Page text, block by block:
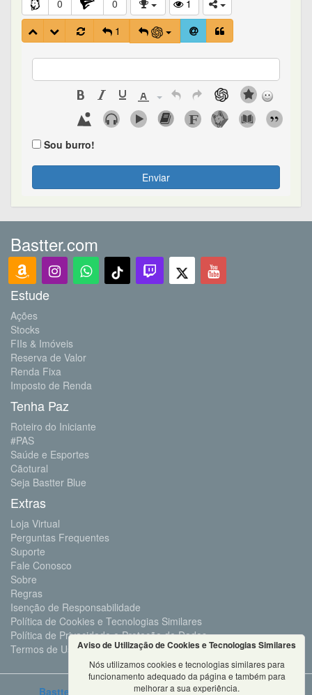
0 0
1
1
Sou burro!
Enviar
Bastter.com
Estude
Ações
Stocks
FIIs & Imóveis
Reserva de Valor
Renda Fixa
Imposto de Renda
Tenha Paz
Roteiro do Iniciante
#PAS
Saúde e Esportes
Cãotural
Seja Bastter Blue
Extras
Loja Virtual
Perguntas Frequentes
Suporte
Fale Conosco
Sobre
Regras
Isenção de Responsabilidade
Política de Cookies e Tecnologias Similares
Política de Privacidade e Proteção de Dados
Termos de Uso
Bastter.com 2001 ©Todos os Direitos Reservados
Aviso de Utilização de Cookies e Tecnologias Similares
Nós utilizamos cookies e tecnologias similares para
funcionamento adequado da página e também para
melhorar a sua experiência.